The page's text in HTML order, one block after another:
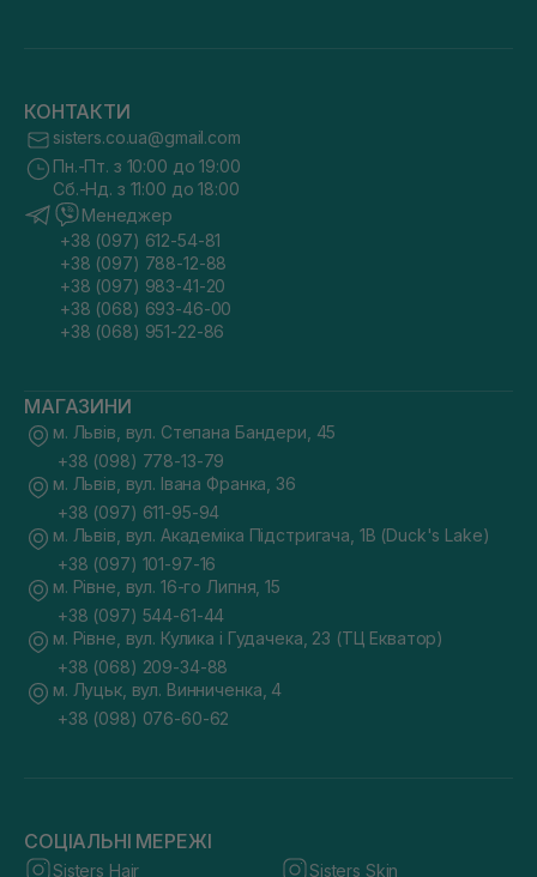
КОНТАКТИ
sisters.co.ua@gmail.com
Пн.-Пт. з 10:00 до 19:00
Сб.-Нд. з 11:00 до 18:00
Менеджер
+38 (097) 612-54-81
+38 (097) 788-12-88
+38 (097) 983-41-20
+38 (068) 693-46-00
+38 (068) 951-22-86
МАГАЗИНИ
м. Львів, вул. Степана Бандери, 45
+38 (098) 778-13-79
м. Львів, вул. Івана Франка, 36
+38 (097) 611-95-94
м. Львів, вул. Академіка Підстригача, 1В (Duck's Lake)
+38 (097) 101-97-16
м. Рівне, вул. 16-го Липня, 15
+38 (097) 544-61-44
м. Рівне, вул. Кулика і Гудачека, 23 (ТЦ Екватор)
+38 (068) 209-34-88
м. Луцьк, вул. Винниченка, 4
+38 (098) 076-60-62
СОЦІАЛЬНІ МЕРЕЖІ
Sisters Hair Sisters Skin